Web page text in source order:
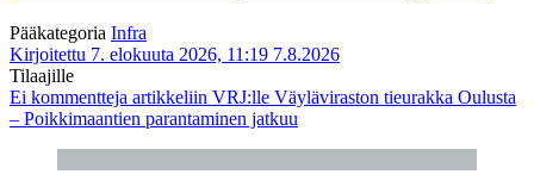
Pääkategoria Infra
Kirjoitettu 7. elokuuta 2026, 11:19 7.8.2026
Tilaajille
Ei kommentteja artikkeliin VRJ:lle Väyläviraston tieurakka Oulusta
– Poikkimaantien parantaminen jatkuu